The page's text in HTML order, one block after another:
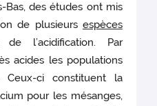
Bas, des études ont mis
de plusieurs espèces
l’acidification. Par
acides les populations
Ceux-ci constituent la
pour les mésanges,